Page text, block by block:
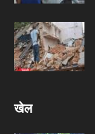
खेल